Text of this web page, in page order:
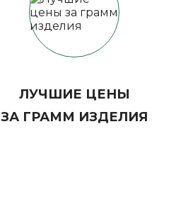
ЛУЧШИЕ ЦЕНЫ
ЗА ГРАММ ИЗДЕЛИЯ